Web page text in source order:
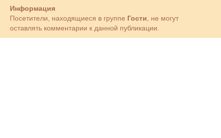
Информация
Посетители, находящиеся в группе Гости, не могут
оставлять комментарии к данной публикации.